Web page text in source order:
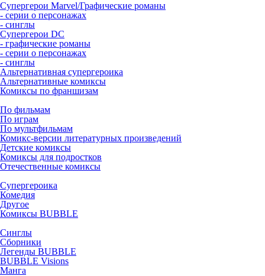
Супергерои Marvel/Графические романы
- серии о персонажах
- синглы
Супергерои DC
- графические романы
- серии о персонажах
- синглы
Альтернативная супергероика
Альтернативные комиксы
Комиксы по франшизам
По фильмам
По играм
По мультфильмам
Комикс-версии литературных произведений
Детские комиксы
Комиксы для подростков
Отечественные комиксы
Супергероика
Комедия
Другое
Комиксы BUBBLE
Синглы
Сборники
Легенды BUBBLE
BUBBLE Visions
Манга